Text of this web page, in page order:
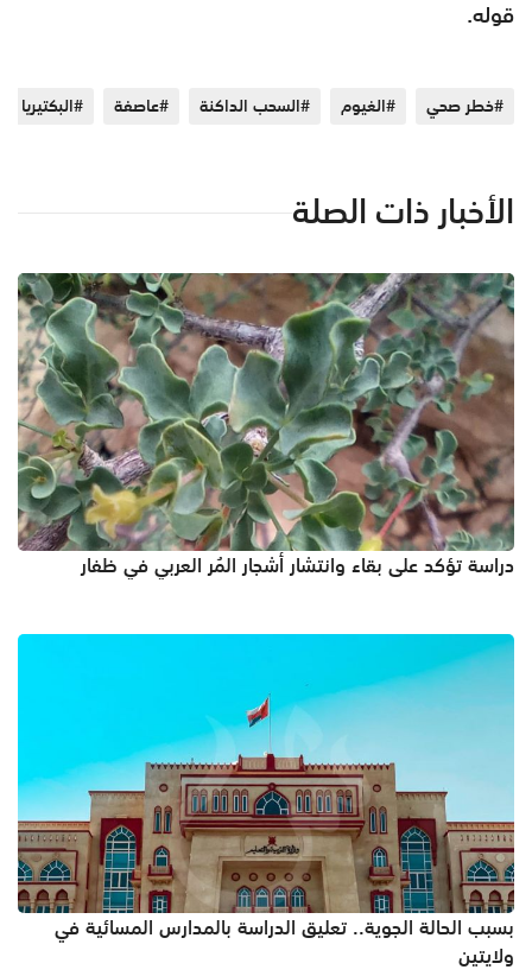
قوله.
#خطر صحي #الغيوم #السحب الداكنة #عاصفة #البكتيريا
الأخبار ذات الصلة
دراسة تؤكد على بقاء وانتشار أشجار المُر العربي في ظفار
بسبب الحالة الجوية.. تعليق الدراسة بالمدارس المسائية في
ولايتين